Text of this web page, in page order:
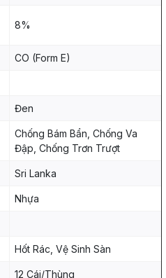
8%
CO (Form E)
Đen
Chống Bám Bẩn, Chống Va
Đập, Chống Trơn Trượt
Sri Lanka
Nhựa
Hốt Rác, Vệ Sinh Sàn
12 Cái/Thùng